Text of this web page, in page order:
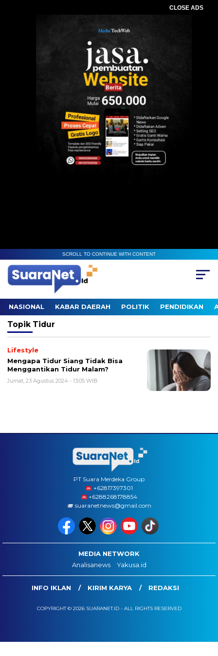
CLOSE ADS
SCROLL TO CONTINUE WITH CONTENT
NASIONAL KABAR DAERAH POLITIK PENDIDIKAN
Topik Tidur
Lifestyle
Mengapa Tidur Siang Tidak Bisa
Menggantikan Tidur Malam?
Jumat, 23 Agustus 2024 - 13:05 WIB
PT Suara Merdeka Group
‪+62817397301
+6288268178854
suaranetnews@gmail.com
MEDIA NETWORK
Analisanews
Yakusa.id
INFO IKLAN KIRIM KARYA REDAKSI
COPYRIGHT © 2026 SUARANET.ID - ALL RIGHTS RESERVED